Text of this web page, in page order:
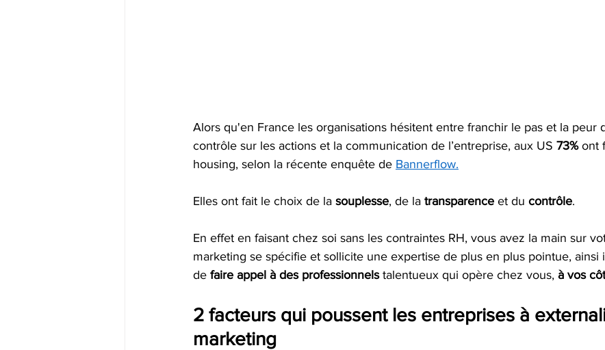
Alors qu'en France les organisations hésitent entre franchir le pas et la peur
contrôle sur les actions et la communication de l’entreprise, aux US 73% ont
housing, selon la récente enquête de Bannerflow.
Elles ont fait le choix de la souplesse, de la transparence et du contrôle.
En effet en faisant chez soi sans les contraintes RH, vous avez la main sur
marketing se spécifie et sollicite une expertise de plus en plus pointue, ainsi
de faire appel à des professionnels talentueux qui opère chez vous, à vos
2 facteurs qui poussent les entreprises à
marketing